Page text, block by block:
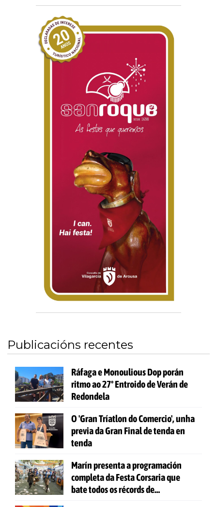
Publicacións recentes
Ráfaga e Monoulious Dop porán
ritmo ao 27º Entroido de Verán de
Redondela
O 'Gran Tríatlon do Comercio', unha
previa da Gran Final de tenda en
tenda
Marín presenta a programación
completa da Festa Corsaria que
bate todos os récords de